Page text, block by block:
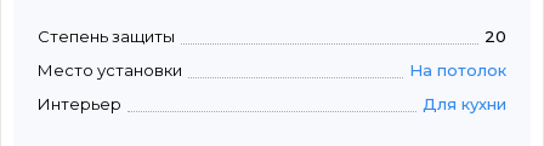
Степень защиты
20
Место установки
На потолок
Интерьер
Для кухни